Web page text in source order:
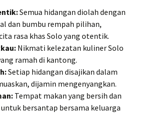
Semua hidangan diolah dengan
dan bumbu rempah pilihan,
rasa khas Solo yang otentik.
Nikmati kelezatan kuliner Solo
ramah di kantong.
Setiap hidangan disajikan dalam
dijamin mengenyangkan.
Tempat makan yang bersih dan
bersantap bersama keluarga